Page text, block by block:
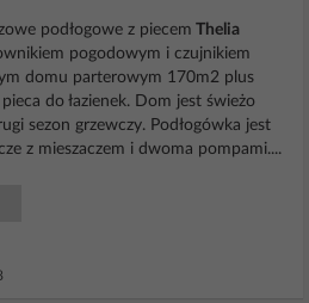
podłogowe z piecem Thelia
pogodowym i czujnikiem
domu parterowym 170m2 plus
do łazienek. Dom jest świeżo
sezon grzewczy. Podłogówka jest
z mieszaczem i dwoma pompami....